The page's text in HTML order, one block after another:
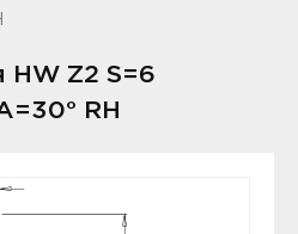
HW Z2 S=6
RH